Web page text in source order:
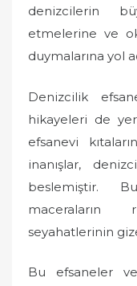
denizcilerin
etmelerine ve
duymalarına yol
Denizcilik
hikayeleri de
efsanevi
inanışlar,
beslemiştir.
maceraların
seyahatlerinin
Bu efsaneler